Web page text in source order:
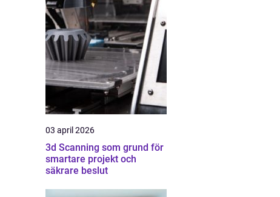
03 april 2026
3d Scanning som grund för
smartare projekt och
säkrare beslut